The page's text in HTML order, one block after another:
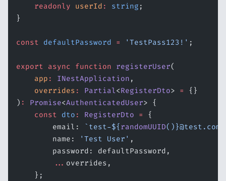
    readonly
userId : string ;
}
const defaultPassword = 'TestPass123!' ;
export async function registerUser(
    app
: INestApplication ,
    overrides
: Partial<RegisterDto> =
{}
) : Promise<AuthenticatedUser> {
    const
dto : RegisterDto =
{
        email:
`test-${randomUUID() }@test.com`
        name:
'Test User' ,
        password: defaultPassword,
        ...
overrides,
    };